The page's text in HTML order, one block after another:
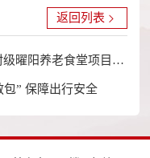
曜阳养老食堂项目建
” 保障出行安全
返回列表